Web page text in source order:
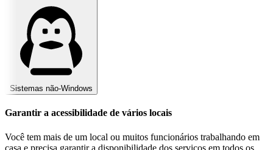
Sistemas não-Windows
Garantir a acessibilidade de vários locais
Você tem mais de um local ou muitos funcionários trabalhando em
casa e precisa garantir a disponibilidade dos serviços em todos os